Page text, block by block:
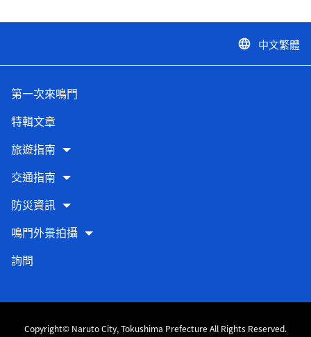
language 中文繁體
第一次來鳴門
特輯文章
旅遊指南
交通指南
防災資訊
鳴門外景拍攝
詢問
Copyright© Naruto City, Tokushima Prefecture All Rights Reserved.